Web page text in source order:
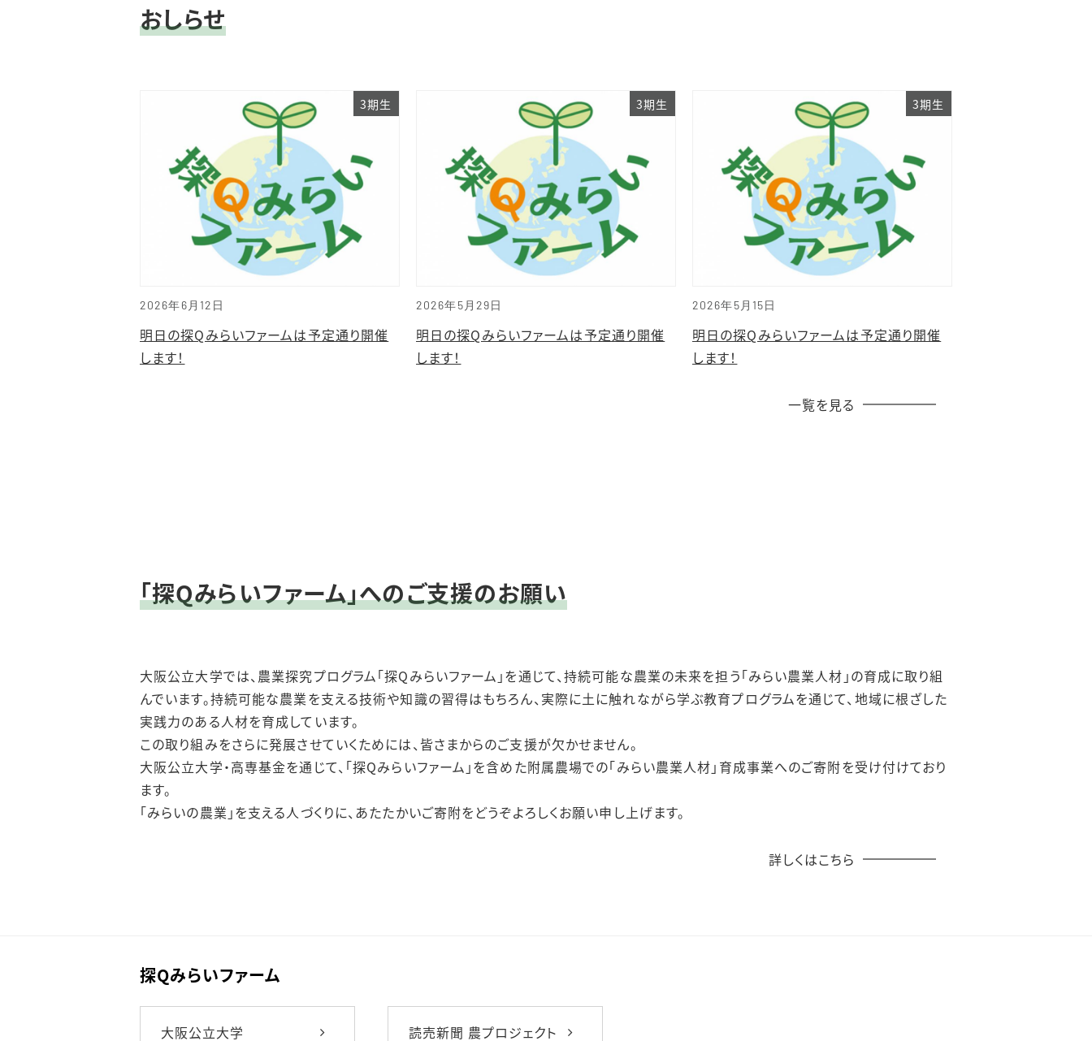
おしらせ
2026年6月12日
3期生
明日の探Qみらいファームは予定通り開催
します！
2026年5月29日
3期生
明日の探Qみらいファームは予定通り開催
します！
2026年5月15日
3期生
明日の探Qみらいファームは予定通り開催
します！
一覧を見る
「探Qみらいファーム」へのご支援のお願い
大阪公立大学では、農業探究プログラム「探Qみらいファーム」を通じて、持続可能な農業の未来を担う「みらい農業人材」の育成に取り組
んでいます。持続可能な農業を支える技術や知識の習得はもちろん、実際に土に触れながら学ぶ教育プログラムを通じて、地域に根ざした
実践力のある人材を育成しています。
この取り組みをさらに発展させていくためには、皆さまからのご支援が欠かせません。
大阪公立大学・高専基金を通じて、「探Qみらいファーム」を含めた附属農場での「みらい農業人材」育成事業へのご寄附を受け付けており
ます。
「みらいの農業」を支える人づくりに、あたたかいご寄附をどうぞよろしくお願い申し上げます。
詳しくはこちら
探Qみらいファーム
大阪公立大学 読売新聞 農プロジェクト